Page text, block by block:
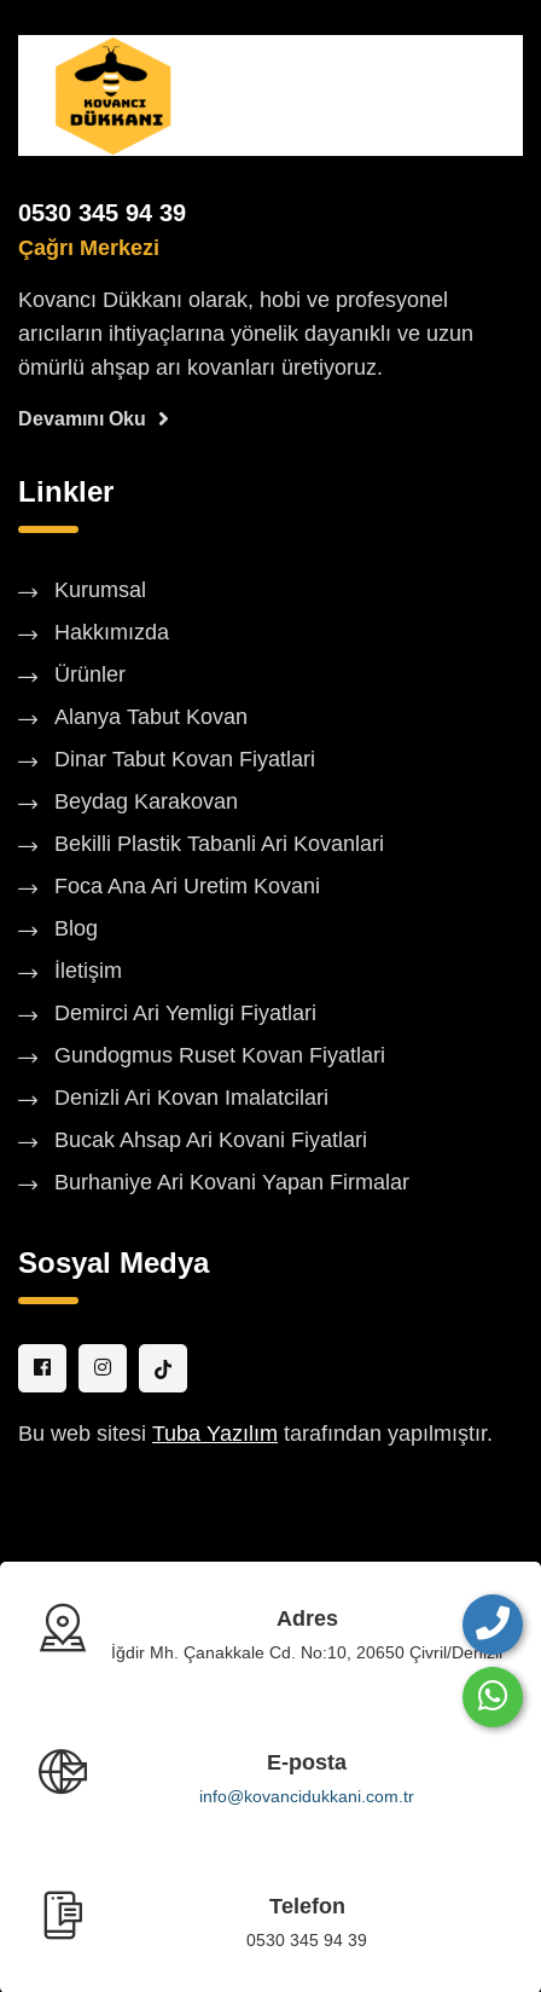
0530 345 94 39
Çağrı Merkezi
Kovancı Dükkanı olarak, hobi ve profesyonel
arıcıların ihtiyaçlarına yönelik dayanıklı ve uzun
ömürlü ahşap arı kovanları üretiyoruz.
Devamını Oku
Linkler
Kurumsal
Hakkımızda
Ürünler
Alanya Tabut Kovan
Dinar Tabut Kovan Fiyatlari
Beydag Karakovan
Bekilli Plastik Tabanli Ari Kovanlari
Foca Ana Ari Uretim Kovani
Blog
İletişim
Demirci Ari Yemligi Fiyatlari
Gundogmus Ruset Kovan Fiyatlari
Denizli Ari Kovan Imalatcilari
Bucak Ahsap Ari Kovani Fiyatlari
Burhaniye Ari Kovani Yapan Firmalar
Sosyal Medya
Bu web sitesi Tuba Yazılım tarafından yapılmıştır.
Adres
İğdir Mh. Çanakkale Cd. No:10, 20650 Çivril/Denizli
E-posta
info@kovancidukkani.com.tr
Telefon
0530 345 94 39